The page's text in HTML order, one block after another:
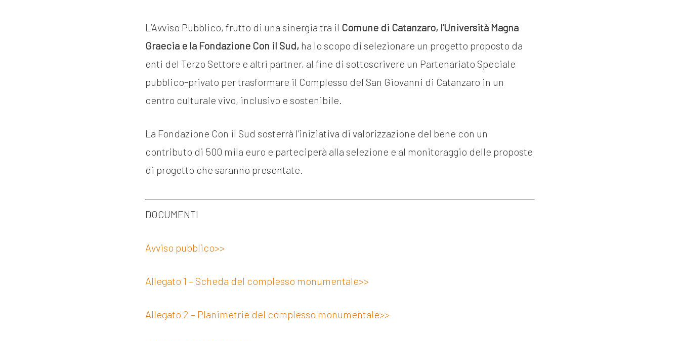
L’Avviso Pubblico, frutto di una sinergia tra il Comune di Catanzaro, l’Università Magna
Graecia e la Fondazione Con il Sud, ha lo scopo di selezionare un progetto proposto da
enti del Terzo Settore e altri partner, al fine di sottoscrivere un Partenariato Speciale
pubblico-privato per trasformare il Complesso del San Giovanni di Catanzaro in un
centro culturale vivo, inclusivo e sostenibile.
La Fondazione Con il Sud sosterrà l’iniziativa di valorizzazione del bene con un
contributo di 500 mila euro e parteciperà alla selezione e al monitoraggio delle proposte
di progetto che saranno presentate.
DOCUMENTI
Avviso pubblico>>
Allegato 1 – Scheda del complesso monumentale>>
Allegato 2 – Planimetrie del complesso monumentale>>